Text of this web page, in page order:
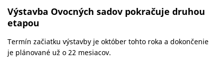
Výstavba Ovocných sadov pokračuje druhou
etapou
Termín začiatku výstavby je október tohto roka a dokončenie
je plánované už o 22 mesiacov.